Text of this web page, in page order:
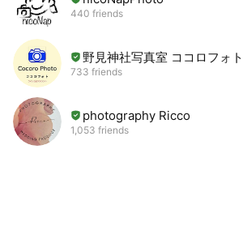
440 friends
野見神社写真室 ココロフォト
733 friends
photography Ricco
1,053 friends